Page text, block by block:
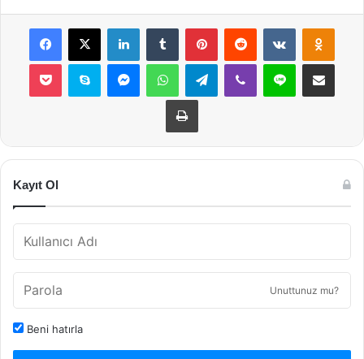
Facebook
X LinkedInTumblr PinterestReddit VKontakte
Pocket Skype MessengerWhatsAppTelegramViber Line E-Posta ile
Yazdır
Kayıt Ol
Unuttunuz mu?
Beni hatırla